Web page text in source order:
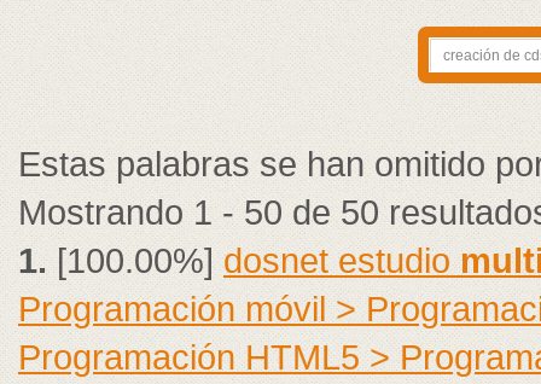
Estas palabras se han omitido
Mostrando 1 - 50 de 50
1. [100.00%]dosnet estudio
Programación móvil >
Programación HTML5 >